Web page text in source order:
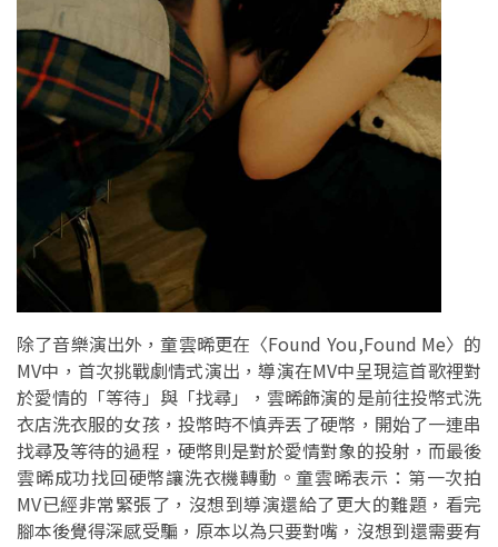
除了音樂演出外，童雲晞更在〈Found You,Found Me〉的
MV中，首次挑戰劇情式演出，導演在MV中呈現這首歌裡對
於愛情的「等待」與「找尋」，雲晞飾演的是前往投幣式洗
衣店洗衣服的女孩，投幣時不慎弄丟了硬幣，開始了一連串
找尋及等待的過程，硬幣則是對於愛情對象的投射，而最後
雲晞成功找回硬幣讓洗衣機轉動。童雲晞表示：第一次拍
MV已經非常緊張了，沒想到導演還給了更大的難題，看完
腳本後覺得深感受騙，原本以為只要對嘴，沒想到還需要有